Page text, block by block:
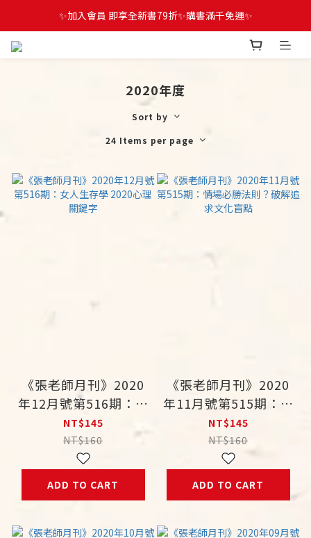
✨加入會員 即享全新書79折✨購書滿千免運✨
2020年度
Sort by
24 Items per page
《張老師月刊》2020
年12月號第516期：女
人生存學 2020心理關
鍵字
NT$145
NT$160
ADD TO CART
《張老師月刊》2020
年11月號第515期：情
場必勝法則？破解追求
文化盲點
NT$145
NT$160
ADD TO CART